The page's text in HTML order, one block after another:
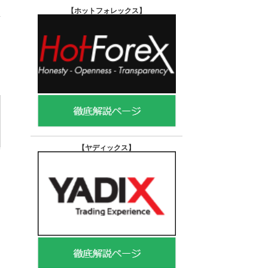
【ホットフォレックス 】
【ヤディックス 】